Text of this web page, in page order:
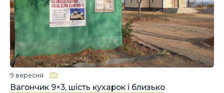
Вагончик 9×3, шість кухарок і близько
9 вересня